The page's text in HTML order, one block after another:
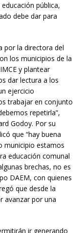
pública,
debe dar para
por la directora del
los municipios de la
y plantear
dar lectura a los
ejercicio
trabajar en conjunto
repetirla”,
Godoy. Por su
que “hay buena
municipio estamos
educación comunal
brechas, no es
DAEM, con quienes
que desde la
avanzar por una
ir generando